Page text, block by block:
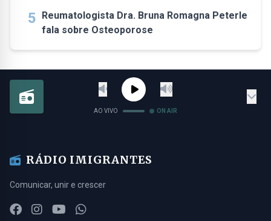
5 Reumatologista Dra. Bruna Romagna Peterle
fala sobre Osteoporose
AO VIVO ON AIR
RÁDIO IMIGRANTES
Comunicar, unir e crescer